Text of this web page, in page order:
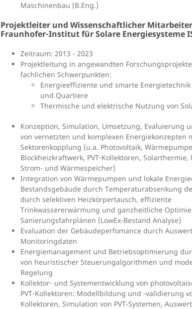
Maschinenbau (B.Eng.)
Projektleiter und Wissenschaftlicher
Fraunhofer-Institut für Solare Energiesysteme
Zeitraum: 2013 - 2023
Projektleitung in angewandten
fachlichen Schwerpunkten:
Energieeffiziente und smarte
und Quartiere
Thermische und elektrische Nutzung von
Konzeption, Simulation, Umsetzung, Evaluierung
von vernetzten und komplexen Energiekonzepten
Sektorenkopplung (u.a. Photovoltaik,
Blockheizkraftwerk, PVT-Kollektoren, Solarthermie,
Strom- und Wärmespeicher)
Integration von Wärmepumpen und lokale
Bestandsgebäude durch Temperaturabsenkung
durch selektiven Heizkörpertausch, effiziente
Trinkwassererwärmung und ganzheitliche
Sanierungsfahrplänen (LowEx-Bestand Analyse)
Evaluation der Gebäudeperfomance durch
Monitoringdaten
Energiemanagement und Betriebsoptimierung
von heuristischer Steuerungalgorithmen und
Regelung
Kollektor- und Systementwicklung von
PVT-Kollektoren: Modellbildung und -validierung
Kollektoren, Simulation von PVT-Systemen,